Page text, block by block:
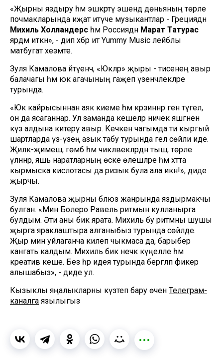
«Җырны яздыру һәм эшкәртү эшендә дөньяның төрле
почмакларында иҗат итүче музыкантлар - Грециядән
Михиль Холландерс һәм Россиядән Марат Татурас
ярдәм иткән», - дип хәбәр итә Yummy Music лейблы
матбугат хезмәте.
Зуля Камалова әйтүенчә, «Юкәләр» җыры - әтисенең авыр
балачагы һәм юкә агачының гаҗәеп үзенчәлекләре
турында.
«Юкә кайрысыннан аяк киеме һәм кәрзиннәр генә түгел,
он да ясаганнар. Ул заманда кешеләр ничек яшәгәнен
күз алдына китерү авыр. Кечкенә чагымда әти кыргый
шартларда үз-үзеңә азык табу турында гел сөйли иде.
Җиләк-җимеш, гөмбә һәм чикләвекләрдән тыш, төрле
үләннәр, яшь наратларның өске өлешләре һәм хәтта
кырмыска кислотасы да ризык була ала икән!», диде
җырчы.
Зуля Камалова җырны блюз жанрында яздырмакчы
булган. «Мин Болеро Равель ритмын кулланырга
булдым. Әти аны бик ярата. Михиль бу ритмны шушы
җырга яраклаштыра алганыбыз турында сөйләде.
Җыр мин уйлаганча килеп чыкмаса да, барыбер
канәгать калдым. Михиль бик нечкә күңелле һәм
креатив кеше. Без һәр идея турында бергәләп фикер
алышабыз», - диде ул.
Кызыклы яңалыкларны күзәтеп бару өчен Телеграм-
каналга язылыгыз